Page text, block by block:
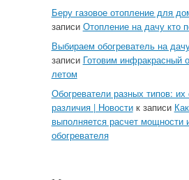
Беру газовое отопление для
записи Отопление на дачу кто
Выбираем обогреватель на
записи Готовим инфракрасный
летом
Обогреватели разных типов: их
различия | Новостик записи
выполняется расчет мощности
обогревателя